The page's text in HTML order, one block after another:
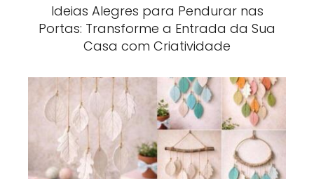
Ideias Alegres para Pendurar nas
Portas: Transforme a Entrada da Sua
Casa com Criatividade